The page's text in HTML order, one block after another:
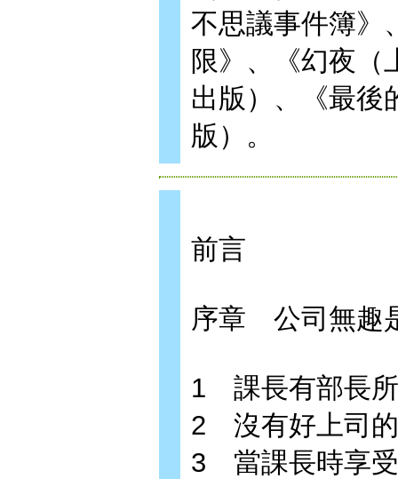
不思議事件簿》
限》、《幻夜（
出版）、《最後
版）。
前言
序章 公司無趣
1 課長有部長
2 沒有好上司
3 當課長時享